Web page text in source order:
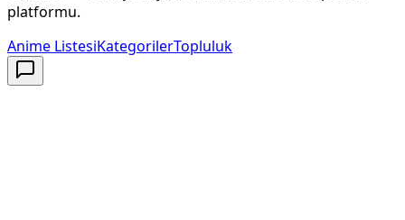
platformu.
Anime ListesiKategorilerTopluluk